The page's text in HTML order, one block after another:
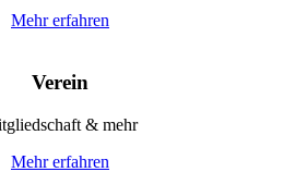
Mehr erfahren
Verein
& mehr
Mehr erfahren